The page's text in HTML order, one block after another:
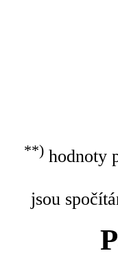
**)hodnoty
jsou